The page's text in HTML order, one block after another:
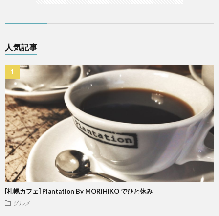
人気記事
[札幌カフェ] Plantation By MORIHIKO でひと休み
グルメ